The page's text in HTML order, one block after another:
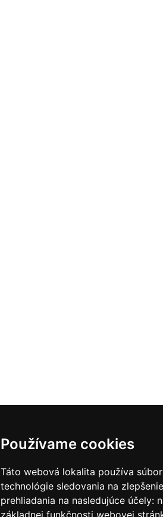
Používame cookies
Táto webová lokalita používa
technológie sledovania na
prehliadania na nasledujúce účely:
základnej funkčnosti webovej